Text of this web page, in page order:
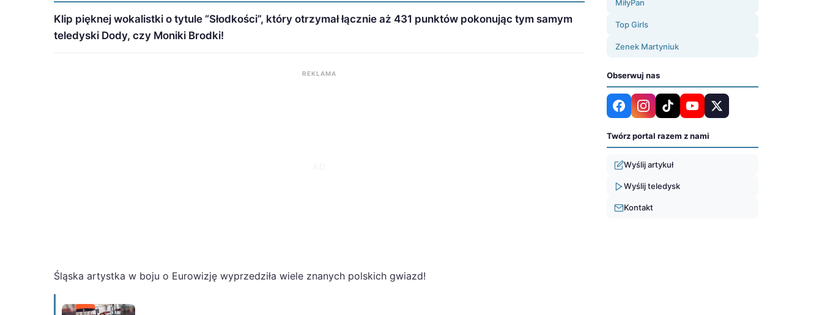
Klip pięknej wokalistki o tytule “Słodkości”, który otrzymał łącznie aż 431 punktów pokonując tym samym
teledyski Dody, czy Moniki Brodki!
REKLAMA
Śląska artystka w boju o Eurowizję wyprzedziła wiele znanych polskich gwiazd!
MiłyPan
Top Girls
Zenek Martyniuk
Obserwuj nas
Twórz portal razem z nami
Wyślij artykuł
Wyślij teledysk
Kontakt